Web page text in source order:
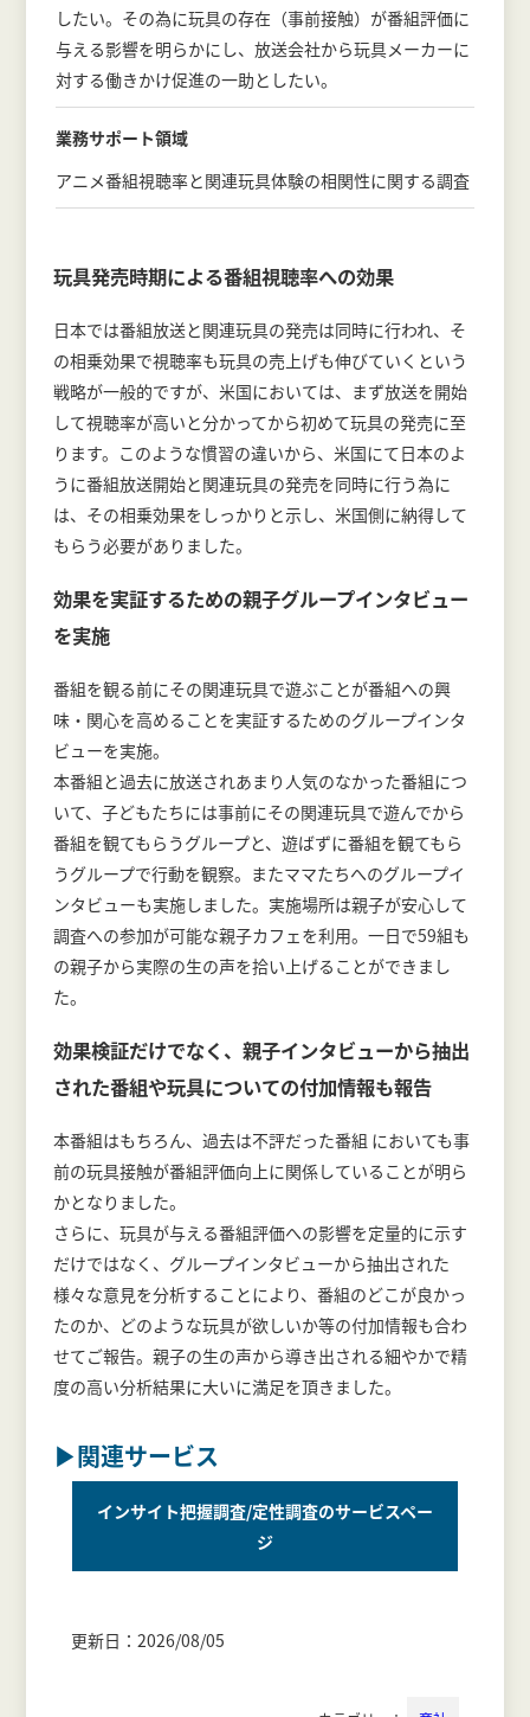
したい。その為に玩具の存在（事前接触）が番組評価に
与える影響を明らかにし、放送会社から玩具メーカーに
対する働きかけ促進の一助としたい。
業務サポート領域
アニメ番組視聴率と関連玩具体験の相関性に関する調査
玩具発売時期による番組視聴率への効果
日本では番組放送と関連玩具の発売は同時に行われ、そ
の相乗効果で視聴率も玩具の売上げも伸びていくという
戦略が一般的ですが、米国においては、まず放送を開始
して視聴率が高いと分かってから初めて玩具の発売に至
ります。このような慣習の違いから、米国にて日本のよ
うに番組放送開始と関連玩具の発売を同時に行う為に
は、その相乗効果をしっかりと示し、米国側に納得して
もらう必要がありました。
効果を実証するための親子グループインタビュー
を実施
番組を観る前にその関連玩具で遊ぶことが番組への興
味・関心を高めることを実証するためのグループインタ
ビューを実施。
本番組と過去に放送されあまり人気のなかった番組につ
いて、子どもたちには事前にその関連玩具で遊んでから
番組を観てもらうグループと、遊ばずに番組を観てもら
うグループで行動を観察。またママたちへのグループイ
ンタビューも実施しました。実施場所は親子が安心して
調査への参加が可能な親子カフェを利用。一日で59組も
の親子から実際の生の声を拾い上げることができまし
た。
効果検証だけでなく、親子インタビューから抽出
された番組や玩具についての付加情報も報告
本番組はもちろん、過去は不評だった番組 においても事
前の玩具接触が番組評価向上に関係していることが明ら
かとなりました。
さらに、玩具が与える番組評価への影響を定量的に示す
だけではなく、グループインタビューから抽出された
様々な意見を分析することにより、番組のどこが良かっ
たのか、どのような玩具が欲しいか等の付加情報も合わ
せてご報告。親子の生の声から導き出される細やかで精
度の高い分析結果に大いに満足を頂きました。
▶関連サービス
インサイト把握調査/定性調査のサービスペー
ジ
更新日：2026/08/05